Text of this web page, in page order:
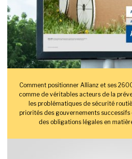
Comment positionner Allianz et ses
comme de véritables acteurs de la
les problématiques de sécurité
priorités des gouvernements successifs
des obligations légales en